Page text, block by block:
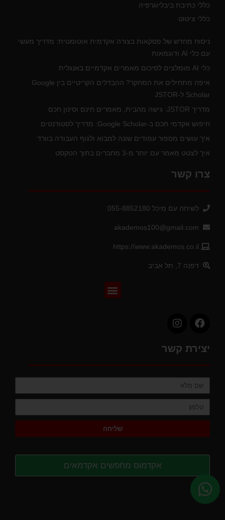
כללי כתיבת ביבליוגרפיה
כללי ציטוט
ניסוח מחדש של פסקאות בצורה אקדמית אוטומטית: מדריך מעשי
עם כלי AI ודוגמאות
כלי AI מומלצים לסיכום מאמרים אקדמיים באנגלית
איפה מתחילים את המחקר? ההבדלים הקריטיים בין Google
Scholar ל-JSTOR
מדריך JSTOR: גישה מהבית, מאמרים חינם וסינון חכם
חיפוש אקדמי חכם ב-Google Scholar: מדריך לסטודנטים
איך עושים מספור עמודים שונה למבוא ולגוף העבודה בוורד
איך לצטט מאמר עם יותר מ-3 מחברים בתוך הטקסט
צרו קשר
לשיחה עם מיכל 055-8852180
akademos100@gmail.com
https://www.akademos.co.il
דפנה 7, תל אביב
יצירת קשר
שליחה
אקדמוס מחפשים אקדמאים